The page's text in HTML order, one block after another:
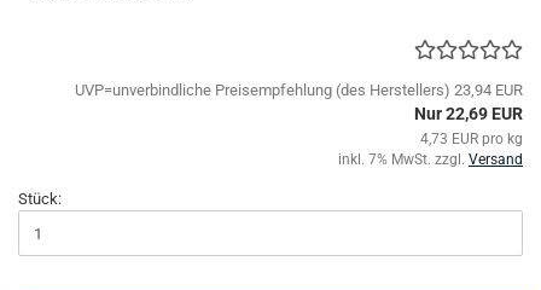
UVP=unverbindliche Preisempfehlung (des Herstellers) 23,94 EUR
Nur 22,69 EUR
4,73 EUR pro kg
inkl. 7% MwSt. zzgl. Versand
Stück: